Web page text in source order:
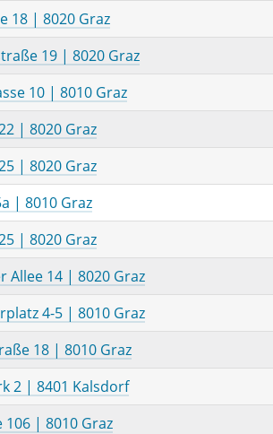
18 | 8020 Graz
19 | 8020 Graz
10 | 8010 Graz
| 8020 Graz
| 8020 Graz
| 8010 Graz
| 8020 Graz
Allee 14 | 8020 Graz
4-5 | 8010 Graz
18 | 8010 Graz
2 | 8401 Kalsdorf
106 | 8010 Graz